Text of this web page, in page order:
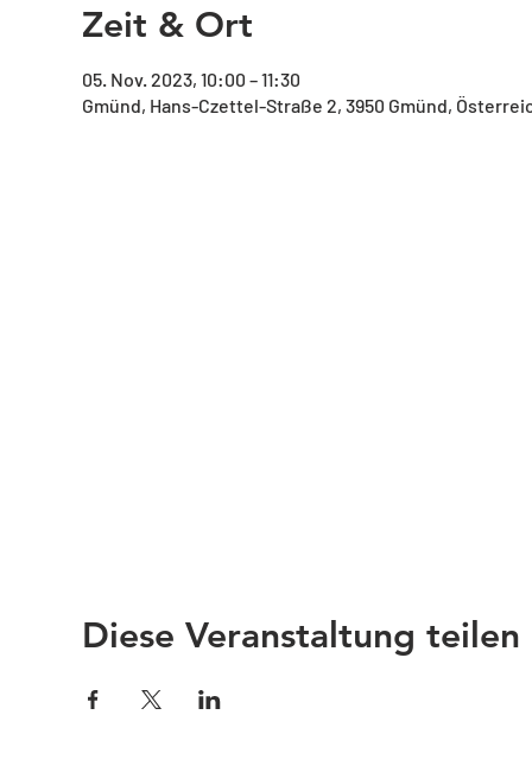
Zeit & Ort
05. Nov. 2023, 10:00 – 11:30
Gmünd, Hans-Czettel-Straße 2, 3950 Gmünd,
Diese Veranstaltung teilen